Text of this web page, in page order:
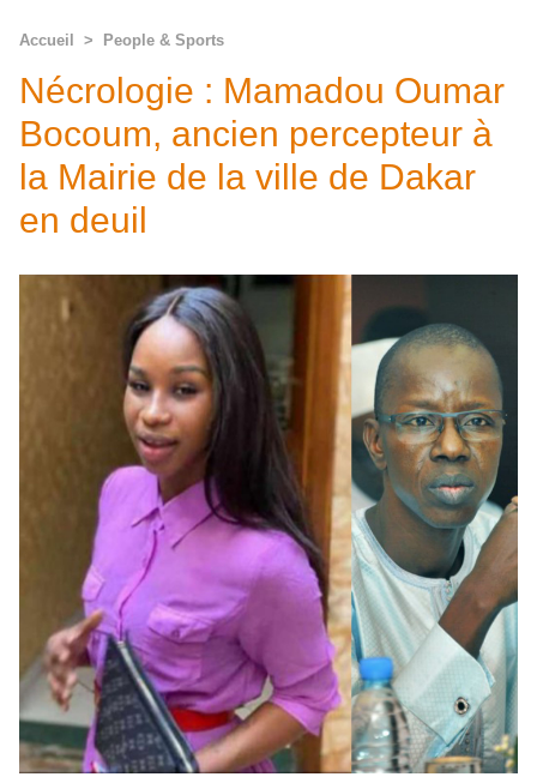
Accueil > People & Sports
Nécrologie : Mamadou Oumar
Bocoum, ancien percepteur à
la Mairie de la ville de Dakar
en deuil